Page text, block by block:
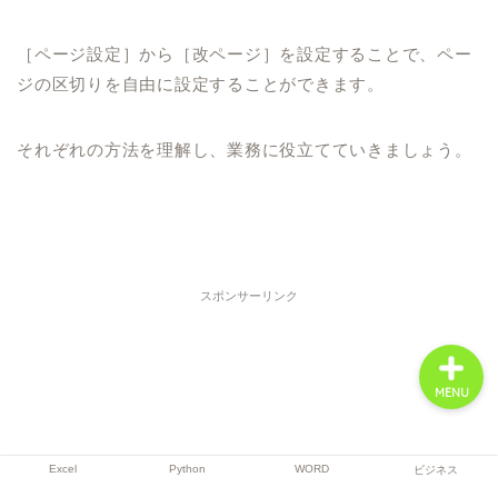
［ページ設定］から［改ページ］を設定することで、ペー
ジの区切りを自由に設定することができます。
それぞれの方法を理解し、業務に役立てていきましょう。
スポンサーリンク
Excel Python WORD ビジネス
MENU
Excel
Python